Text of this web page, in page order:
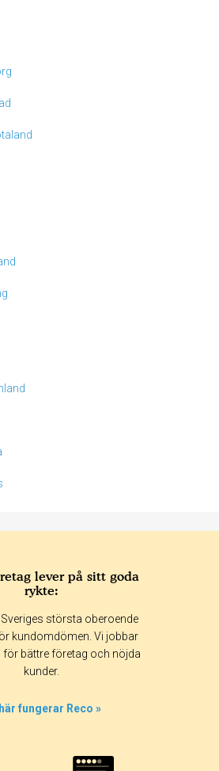
90 dagar
30 dagar
lever på sitt goda
rykte:
största oberoende
kundomdömen. Vi jobbar
för bättre företag och nöjda
kunder.
fungerar Reco »